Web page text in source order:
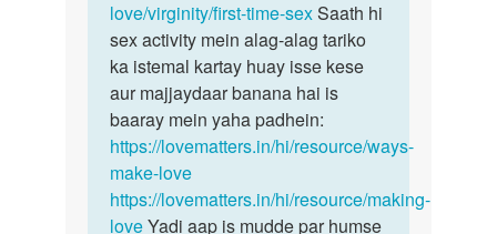
love/virginity/first-time-sexSaath hi
sex activity mein alag-alag tariko
ka istemal kartay huay isse kese
aur majjaydaar banana hai is
baaray mein yaha padhein:
https://lovematters.in/hi/resource/ways-
make-love
https://lovematters.in/hi/resource/making-
loveYadi aap is mudde par humse